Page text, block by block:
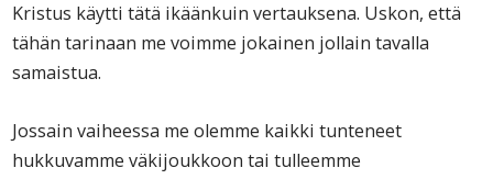
Kristus käytti tätä ikäänkuin vertauksena. Uskon, että
tähän tarinaan me voimme jokainen jollain tavalla
samaistua.
Jossain vaiheessa me olemme kaikki tunteneet
hukkuvamme väkijoukkoon tai tulleemme